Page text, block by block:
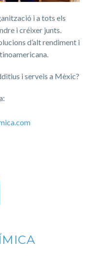
i a tots els
i créixer junts.
d’alt rendiment i
i serveis a Mèxic?